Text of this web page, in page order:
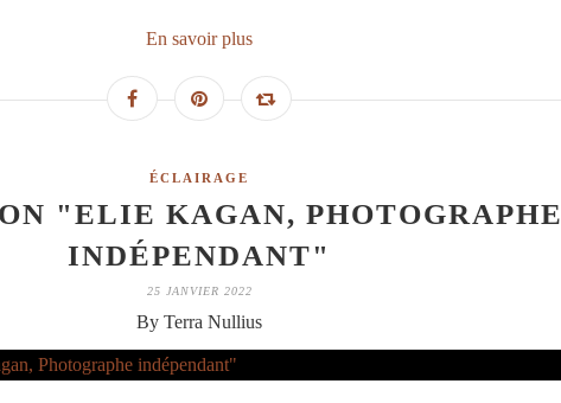
En savoir plus
ÉCLAIRAGE
"ELIE KAGAN, PHOTOGRAPHE
INDÉPENDANT"
25 JANVIER 2022
By Terra Nullius